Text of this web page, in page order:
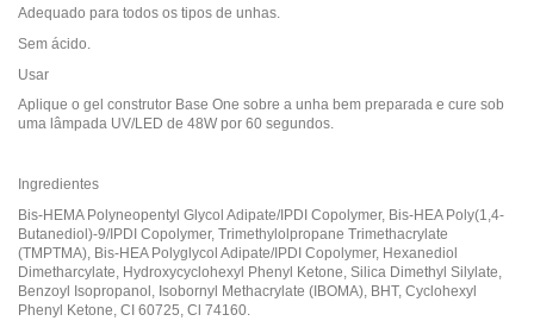
Adequado para todos os tipos de unhas.
Sem ácido.
Usar
Aplique o gel construtor Base One sobre a unha bem preparada e cure sob
uma lâmpada UV/LED de 48W por 60 segundos.
Ingredientes
Bis-HEMA Polyneopentyl Glycol Adipate/IPDI Copolymer, Bis-HEA Poly(1,4-
Butanediol)-9/IPDI Copolymer, Trimethylolpropane Trimethacrylate
(TMPTMA), Bis-HEA Polyglycol Adipate/IPDI Copolymer, Hexanediol
Dimetharcylate, Hydroxycyclohexyl Phenyl Ketone, Silica Dimethyl Silylate,
Benzoyl Isopropanol, Isobornyl Methacrylate (IBOMA), BHT, Cyclohexyl
Phenyl Ketone, CI 60725, Cl 74160.